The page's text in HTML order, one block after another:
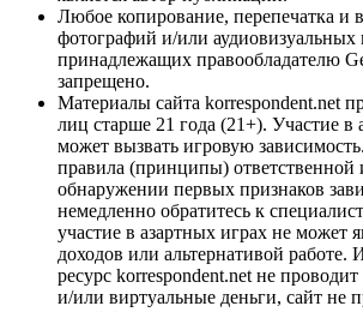
Любое копирование, перепечатка и
фотографий и/или аудиовизуальных
принадлежащих правообладателю
запрещено.
Материалы сайта korrespondent.net
лиц старше 21 года (21+). Участие в
может вызвать игровую
правила (принципы)
обнаружении первых признаков
немедленно обратитесь к
участие в азартных играх не может
доходов или альтернативой
ресурс korrespondent.net не
и/или виртуальные деньги, сайт не